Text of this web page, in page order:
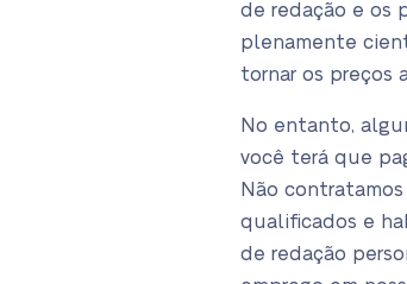
de redação e os
plenamente
tornar os preços
No entanto,
você terá que
Não
qualificados e
de redação